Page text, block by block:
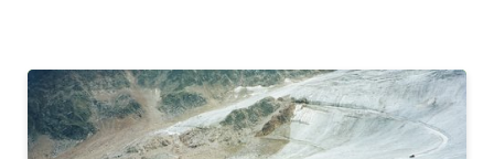
Corpo docente
Docenti incaricati e ricercatori
Collaboratori